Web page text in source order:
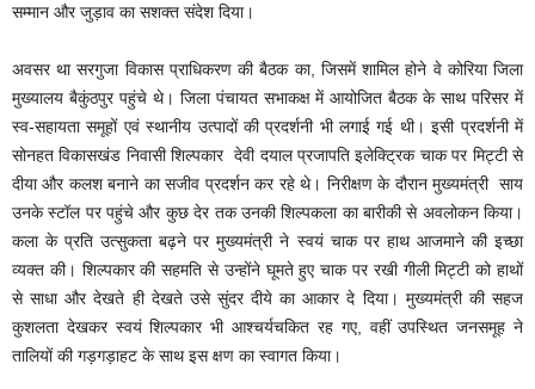
सम्मान और जुड़ाव का सशक्त संदेश दिया।
अवसर था सरगुजा विकास प्राधिकरण की बैठक का, जिसमें शामिल होने वे कोरिया जिला
मुख्यालय बैकुंठपुर पहुंचे थे। जिला पंचायत सभाकक्ष में आयोजित बैठक के साथ परिसर में
स्व-सहायता समूहों एवं स्थानीय उत्पादों की प्रदर्शनी भी लगाई गई थी। इसी प्रदर्शनी में
सोनहत विकासखंड निवासी शिल्पकार देवी दयाल प्रजापति इलेक्ट्रिक चाक पर मिट्टी से
दीया और कलश बनाने का सजीव प्रदर्शन कर रहे थे। निरीक्षण के दौरान मुख्यमंत्री साय
उनके स्टॉल पर पहुंचे और कुछ देर तक उनकी शिल्पकला का बारीकी से अवलोकन किया।
कला के प्रति उत्सुकता बढ़ने पर मुख्यमंत्री ने स्वयं चाक पर हाथ आजमाने की इच्छा
व्यक्त की। शिल्पकार की सहमति से उन्होंने घूमते हुए चाक पर रखी गीली मिट्टी को हाथों
से साधा और देखते ही देखते उसे सुंदर दीये का आकार दे दिया। मुख्यमंत्री की सहज
कुशलता देखकर स्वयं शिल्पकार भी आश्चर्यचकित रह गए, वहीं उपस्थित जनसमूह ने
तालियों की गड़गड़ाहट के साथ इस क्षण का स्वागत किया।